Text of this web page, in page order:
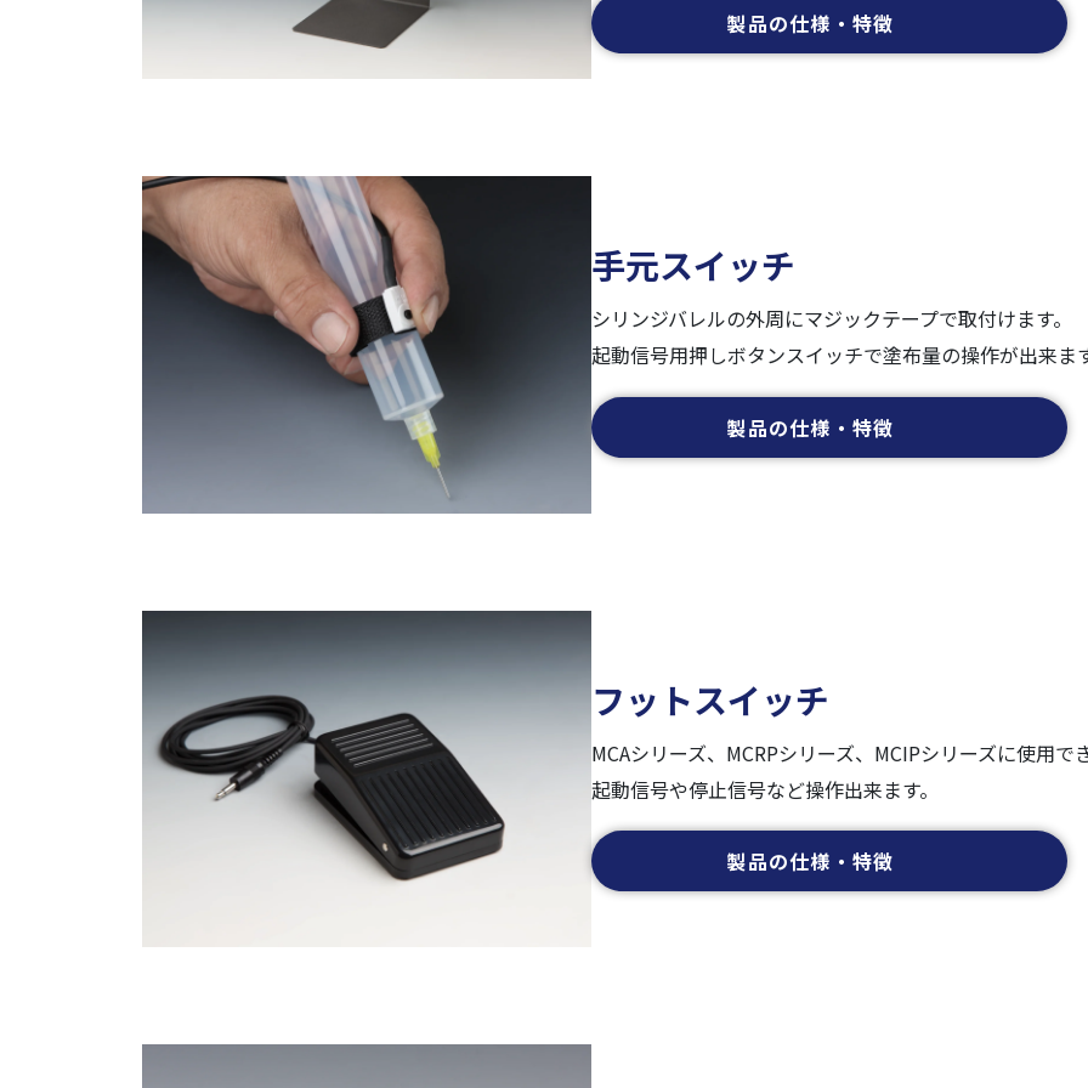
製品の仕様・特徴
手元スイッチ
シリンジバレルの外周にマジックテープで取付けます。
起動信号用押しボタンスイッチで塗布量の操作が出来ま
製品の仕様・特徴
フットスイッチ
MCAシリーズ、MCRPシリーズ、MCIPシリーズに使用で
起動信号や停止信号など操作出来ます。
製品の仕様・特徴